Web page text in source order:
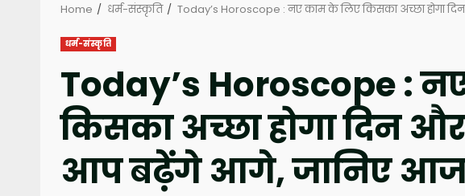
Home धर्म-संस्कृति Today’s Horoscope : नए काम के लिए किसका अच्छा
धर्म-संस्कृति
Today’s Horoscope :
किसका अच्छा होगा दिन
आप बढ़ेंगे आगे, जानिए